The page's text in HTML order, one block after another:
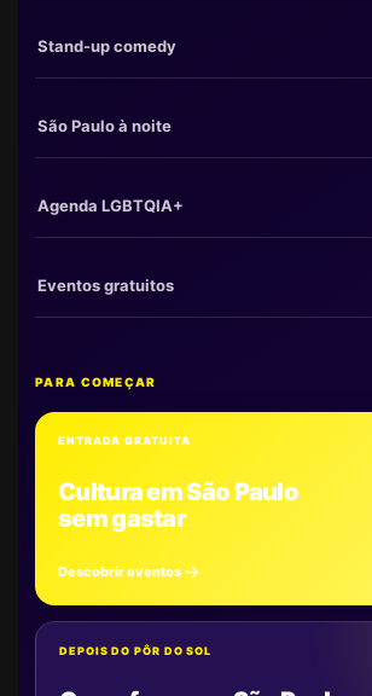
Stand-up comedy
São Paulo à noite
Agenda LGBTQIA+
Eventos gratuitos
PARA COMEÇAR
ENTRADA GRATUITA
Cultura em São Paulo
sem gastar
Descobrir eventos
DEPOIS DO PÔR DO SOL